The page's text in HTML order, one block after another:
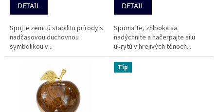
DETAIL
Spojte zemitú stabilitu prírody s
nadčasovou duchovnou
symbolikou v...
DETAIL
Spomaľte, zhlboka sa
nadýchnite a načerpajte silu
ukrytú v hrejivých tónoch...
Tip